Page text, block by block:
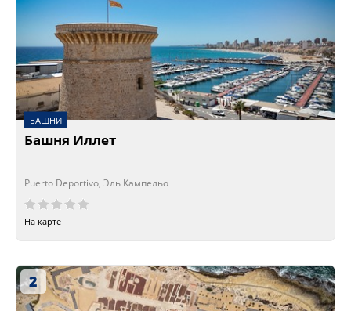
БАШНИ
Башня Иллет
Puerto Deportivo, Эль Кампельо
На карте
2